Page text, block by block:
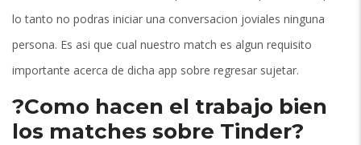
lo tanto no podras iniciar una conversacion joviales ninguna
persona. Es asi que cual nuestro match es algun requisito
importante acerca de dicha app sobre regresar sujetar.
?Como hacen el trabajo bien
los matches sobre Tinder?